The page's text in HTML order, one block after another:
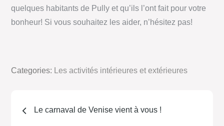
quelques habitants de Pully et qu’ils l’ont fait pour votre
bonheur! Si vous souhaitez les aider, n’hésitez pas!
Categories: Les activités intérieures et extérieures
Le carnaval de Venise vient à vous !